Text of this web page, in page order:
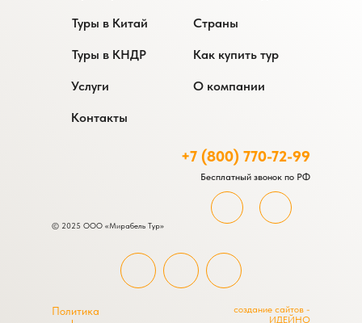
Политика
Страны
О компании
+7 (800) 770-72-99
Контакты
Услуги
Как купить тур
Туры в Китай
Туры в КНДР
© 2025 ООО «Мирабель Тур»
Бесплатный звонок по РФ
создание сайтов -
ИДЕЙНО